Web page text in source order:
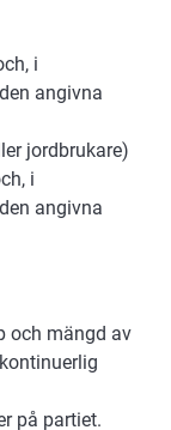
i
angivna
jordbrukare)
i
angivna
och mängd av
på partiet.